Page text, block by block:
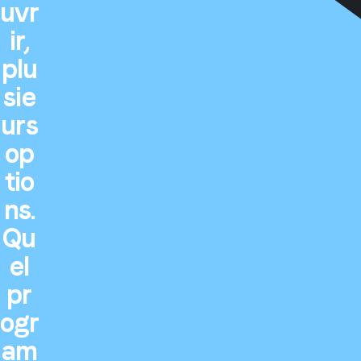
uvr
ir,
plu
sie
urs
op
tio
ns.
Qu
el
pr
ogr
am